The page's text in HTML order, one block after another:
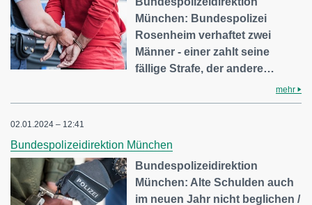
München: Bundespolizei
Rosenheim verhaftet zwei
Männer - einer zahlt seine
fällige Strafe, der andere…
mehr
02.01.2024 – 12:41
Bundespolizeidirektion München
Bundespolizeidirektion
München: Alte Schulden auch
im neuen Jahr nicht beglichen /